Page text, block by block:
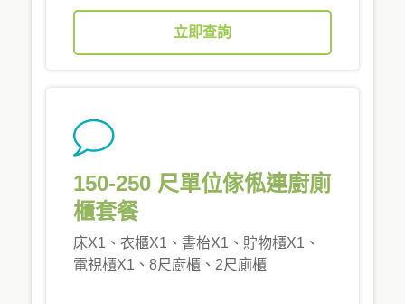
立即查詢
150-250 尺單位傢俬連廚廁
櫃套餐
床X1、衣櫃X1、書枱X1、貯物櫃X1、
電視櫃X1、8尺廚櫃、2尺廁櫃